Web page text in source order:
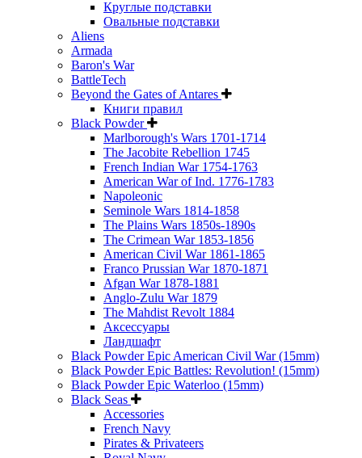
Круглые подставки
Овальные подставки
Aliens
Armada
Baron's War
BattleTech
Beyond the Gates of Antares
Книги правил
Black Powder
Marlborough's Wars 1701-1714
The Jacobite Rebellion 1745
French Indian War 1754-1763
American War of Ind. 1776-1783
Napoleonic
Seminole Wars 1814-1858
The Plains Wars 1850s-1890s
The Crimean War 1853-1856
American Civil War 1861-1865
Franco Prussian War 1870-1871
Afgan War 1878-1881
Anglo-Zulu War 1879
The Mahdist Revolt 1884
Аксессуары
Ландшафт
Black Powder Epic American Civil War (15mm)
Black Powder Epic Battles: Revolution! (15mm)
Black Powder Epic Waterloo (15mm)
Black Seas
Accessories
French Navy
Pirates & Privateers